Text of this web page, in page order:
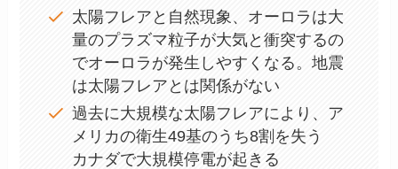
太陽フレアと自然現象、オーロラは大
量のプラズマ粒子が大気と衝突するの
でオーロラが発生しやすくなる。地震
は太陽フレアとは関係がない
過去に大規模な太陽フレアにより、ア
メリカの衛生49基のうち8割を失う
カナダで大規模停電が起きる